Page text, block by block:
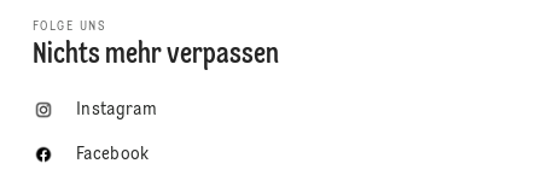
FOLGE UNS
Nichts mehr verpassen
Instagram
Facebook